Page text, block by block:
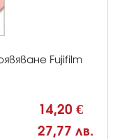
Fujifilm
14,20 €
27,77 лв.